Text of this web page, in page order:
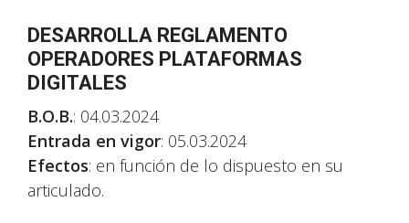
DESARROLLA REGLAMENTO
OPERADORES PLATAFORMAS
DIGITALES
B.O.B.: 04.03.2024
Entrada en vigor: 05.03.2024
Efectos: en función de lo dispuesto en su
articulado.